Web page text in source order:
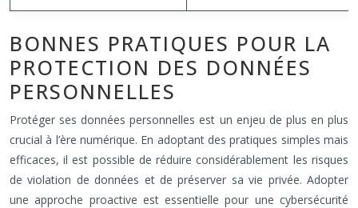
BONNES PRATIQUES POUR LA
PROTECTION DES DONNÉES
PERSONNELLES
Protéger ses données personnelles est un enjeu de plus en plus
crucial à l’ère numérique. En adoptant des pratiques simples mais
efficaces, il est possible de réduire considérablement les risques
de violation de données et de préserver sa vie privée. Adopter
une approche proactive est essentielle pour une cybersécurité